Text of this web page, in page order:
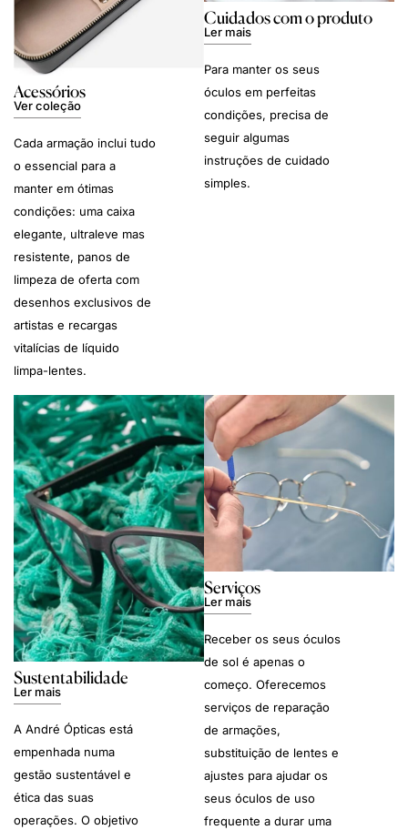
Acessórios
Ver coleção
Cada armação inclui tudo
o essencial para a
manter em ótimas
condições: uma caixa
elegante, ultraleve mas
resistente, panos de
limpeza de oferta com
desenhos exclusivos de
artistas e recargas
vitalícias de líquido
limpa-lentes.
Cuidados com o produto
Ler mais
Para manter os seus
óculos em perfeitas
condições, precisa de
seguir algumas
instruções de cuidado
simples.
Sustentabilidade
Ler mais
A André Ópticas está
empenhada numa
gestão sustentável e
ética das suas
operações. O objetivo
Serviços
Ler mais
Receber os seus óculos
de sol é apenas o
começo. Oferecemos
serviços de reparação
de armações,
substituição de lentes e
ajustes para ajudar os
seus óculos de uso
frequente a durar uma